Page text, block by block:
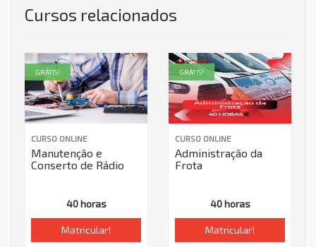
Cursos relacionados
CURSO ONLINE
Manutenção e
Conserto de Rádio
40 horas
Matricular!
GRÁTIS!
CURSO ONLINE
Administração da
Frota
40 horas
Matricular!
GRÁTIS!